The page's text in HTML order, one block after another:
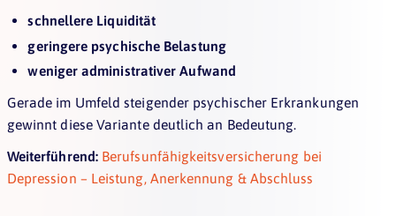
schnellere Liquidität
geringere psychische Belastung
weniger administrativer Aufwand
Gerade im Umfeld steigender psychischer Erkrankungen
gewinnt diese Variante deutlich an Bedeutung.
Weiterführend: Berufsunfähigkeitsversicherung bei
Depression – Leistung, Anerkennung & Abschluss